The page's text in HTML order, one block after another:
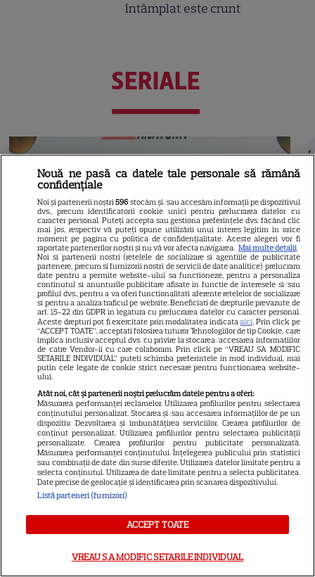
întâmplat este crunt
SERIALE
21
SERIALE AMERICANE
Sandra Oh dezvăluie de ce a
plecat din „Anatomia lui Grey”.
Discuția cu Shonda Rhimes
Nouă ne pasă ca datele tale personale să rămână
confidențiale
Noi și partenerii noștri596 stocăm și/sau accesăm informații pe dispozitivul
dvs., precum identificatorii cookie unici pentru prelucrarea datelor cu
caracter personal. Puteți accepta sau gestiona preferințele dvs. făcând clic
mai jos, respectiv vă puteți opune utilizării unui interes legitim în orice
moment pe pagina cu politica de confidențialitate. Aceste alegeri vor fi
raportate partenerilor noștri și nu vă vor afecta navigarea. Mai multe detalii
Noi si partenerii nostri (retelele de socializare si agentiile de publicitate
partenere, precum si furnizorii nostri de servicii de date analitice) prelucram
date pentru a permite website-ului sa functioneze, pentru a personaliza
continutul si anunturile publicitare afisate in functie de interesele si/sau
profilul dvs., pentru a va oferi functionalitati aferente retelelor de socializare
si pentru a analiza traficul pe website. Beneficiati de drepturile prevazute de
art. 15-22 din GDPR in legatura cu prelucrarea datelor cu caracter personal.
Aceste drepturi pot fi exercitate prin modalitatea indicataaici. Prin click pe
“ACCEPT TOATE”, acceptati folosirea tuturor Tehnologiilor de tip Cookie, care
implica inclusiv acceptul dvs. cu privire la stocarea/accesarea informatiilor
de catre Vendor-ii cu care colaboram. Prin click pe “VREAU SA MODIFIC
SETARILE INDIVIDUAL” puteti schimba preferintele in mod individual, mai
putin cele legate de cookie strict necesare pentru functionarea website-
ului.
Atât noi, cât și partenerii noștri prelucrăm datele pentru a oferi:
Măsurarea performanței reclamelor. Utilizarea profilurilor pentru selectarea
conținutului personalizat. Stocarea și/sau accesarea informațiilor de pe un
dispozitiv. Dezvoltarea și îmbunătățirea serviciilor. Crearea profilurilor de
conținut personalizat. Utilizarea profilurilor pentru selectarea publicității
personalizate. Crearea profilurilor pentru publicitate personalizată.
Măsurarea performanței conținutului. Înțelegerea publicului prin statistici
sau combinații de date din surse diferite. Utilizarea datelor limitate pentru a
selecta conținutul. Utilizarea de date limitate pentru a selecta publicitatea.
Date precise de geolocație și identificarea prin scanarea dispozitivului.
Listă parteneri (furnizori)
ACCEPT TOATE
VREAU SA MODIFIC SETARILE INDIVIDUAL